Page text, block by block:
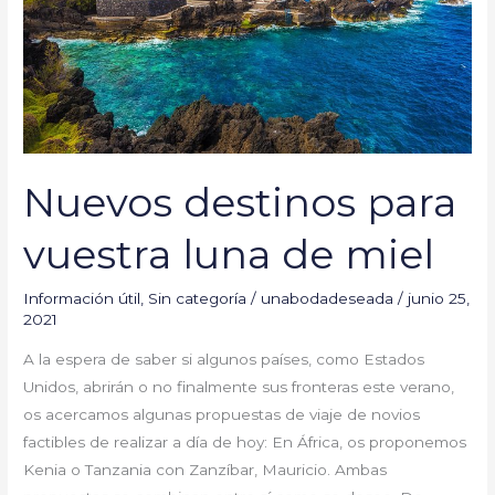
Nuevos destinos para
vuestra luna de miel
Información útil Sin categoría / unabodadeseada/ junio 25,
2021
A la espera de saber si algunos países, como Estados
Unidos, abrirán o no finalmente sus fronteras este verano,
os acercamos algunas propuestas de viaje de novios
factibles de realizar a día de hoy: En África, os proponemos
Kenia o Tanzania con Zanzíbar, Mauricio. Ambas
de
miel